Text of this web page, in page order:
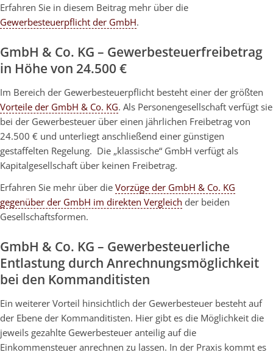
Erfahren Sie in diesem Beitrag mehr über die
Gewerbesteuerpflicht der GmbH.
GmbH & Co. KG – Gewerbesteuerfreibetrag
in Höhe von 24.500 €
Im Bereich der Gewerbesteuerpflicht besteht einer der größten
Vorteile der GmbH & Co. KG. Als Personengesellschaft verfügt sie
bei der Gewerbesteuer über einen jährlichen Freibetrag von
24.500 € und unterliegt anschließend einer günstigen
gestaffelten Regelung. Die „klassische“ GmbH verfügt als
Kapitalgesellschaft über keinen Freibetrag.
Erfahren Sie mehr über die Vorzüge der GmbH & Co. KG
gegenüber der GmbH im direkten Vergleich der beiden
Gesellschaftsformen.
GmbH & Co. KG – Gewerbesteuerliche
Entlastung durch Anrechnungsmöglichkeit
bei den Kommanditisten
Ein weiterer Vorteil hinsichtlich der Gewerbesteuer besteht auf
der Ebene der Kommanditisten. Hier gibt es die Möglichkeit die
jeweils gezahlte Gewerbesteuer anteilig auf die
Einkommensteuer anrechnen zu lassen. In der Praxis kommt es